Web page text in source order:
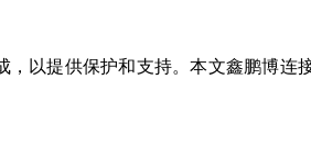
以提供保护和支持。本文鑫鹏博连